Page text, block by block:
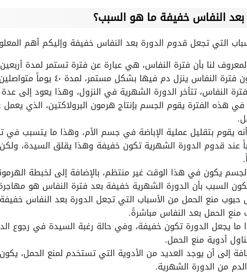
بعد النفاس خفيفة ما هو السبب؟
التي تجعل قدوم الدورة بعد النفاس خفيفة وإليكم أهم
لنا بأن فترة النفاس، هي عبارة عن فترة تستمر لمدة
النفاس ينزل دم فيها بشكل مستمر، لمدة ٤٠ يوماً متواصلين، ولهذا يطلق عليها فترة النفاس.
النفاس، تتأخر الدورة الشهرية في النزول، وهذا يعود إلى
هذه الفترة يقوم الجسم بإنتاج هرمون البرولاكتين، الذي
يقوم بتقليل عملية الإباضة في جسم الأم، وهذا ما يتسبب في
عند قدوم الدورة الشهرية تكون خفيفة وهذا يقلق السيدة،
يكون في هذا الوقت غير منتظم، بالإضافة إلى لخبطة
السبب بأن الدورة الشهرية خفيفة بعد فترة النفاس هو
حبوب منع الحمل من الأسباب التي تجعل الدورة بعد النفاس
منع الحمل بعد النفاس مباشرةً.
ما يجعل الدورة تكون خفيفة، وفي حالة رغبة السيدة في رجوع
أدوية منع الحمل.
إلى أن يوجد العديد من الأدوية التي تستخدم لمنع الحمل،
من الدورة الشهرية.